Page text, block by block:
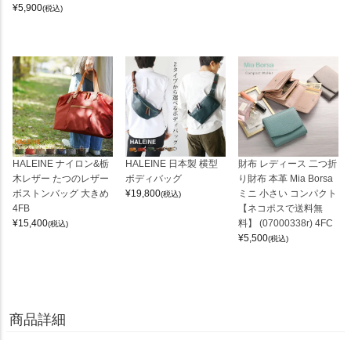
¥5,900(税込)
HALEINE ナイロン&栃
木レザー たつのレザー
ボストンバッグ 大きめ
4FB
¥15,400(税込)
HALEINE 日本製 横型
ボディバッグ
¥19,800(税込)
財布 レディース 二つ折
り財布 本革 Mia Borsa
ミニ 小さい コンパクト
【ネコポスで送料無
料】 (07000338r) 4FC
¥5,500(税込)
商品詳細